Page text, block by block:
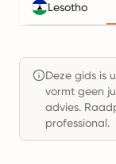
Lesotho
Deze gids is
vormt geen
advies.
professional.